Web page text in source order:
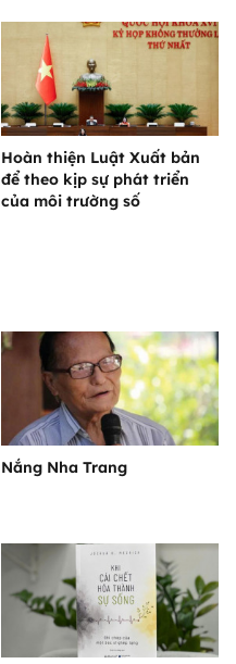
Hoàn thiện Luật Xuất bản
để theo kịp sự phát triển
của môi trường số
Nắng Nha Trang